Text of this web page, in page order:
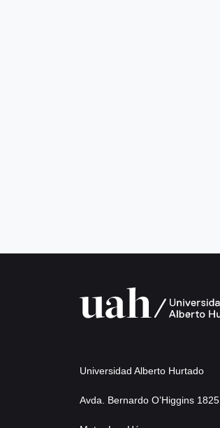
Universidad Alberto Hurtado
Avda. Bernardo O’Higgins 1825